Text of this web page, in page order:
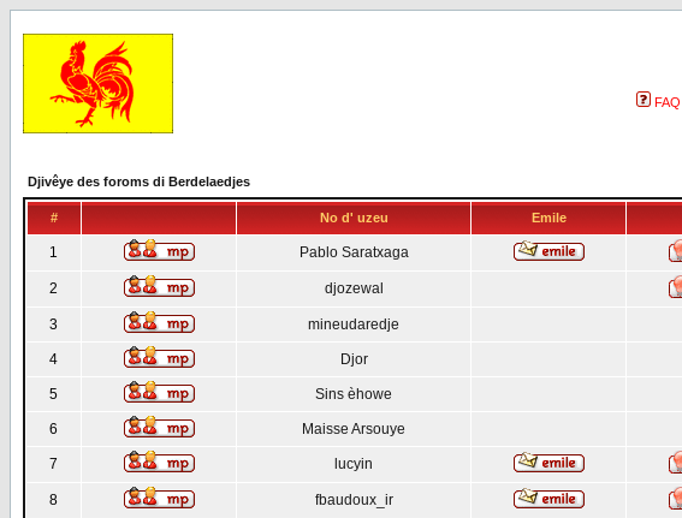
FAQ
Djivêye des foroms di Berdelaedjes
# No d' uzeu Emile
1 Pablo Saratxaga
2 djozewal
3 mineudaredje
4 Djor
5 Sins èhowe
6 Maisse Arsouye
7 lucyin
8 fbaudoux_ir